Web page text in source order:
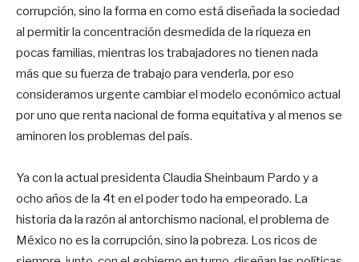
corrupción, sino la forma en como está diseñada la sociedad
al permitir la concentración desmedida de la riqueza en
pocas familias, mientras los trabajadores no tienen nada
más que su fuerza de trabajo para venderla, por eso
consideramos urgente cambiar el modelo económico actual
por uno que renta nacional de forma equitativa y al menos se
aminoren los problemas del país.
Ya con la actual presidenta Claudia Sheinbaum Pardo y a
ocho años de la 4t en el poder todo ha empeorado. La
historia da la razón al antorchismo nacional, el problema de
México no es la corrupción, sino la pobreza. Los ricos de